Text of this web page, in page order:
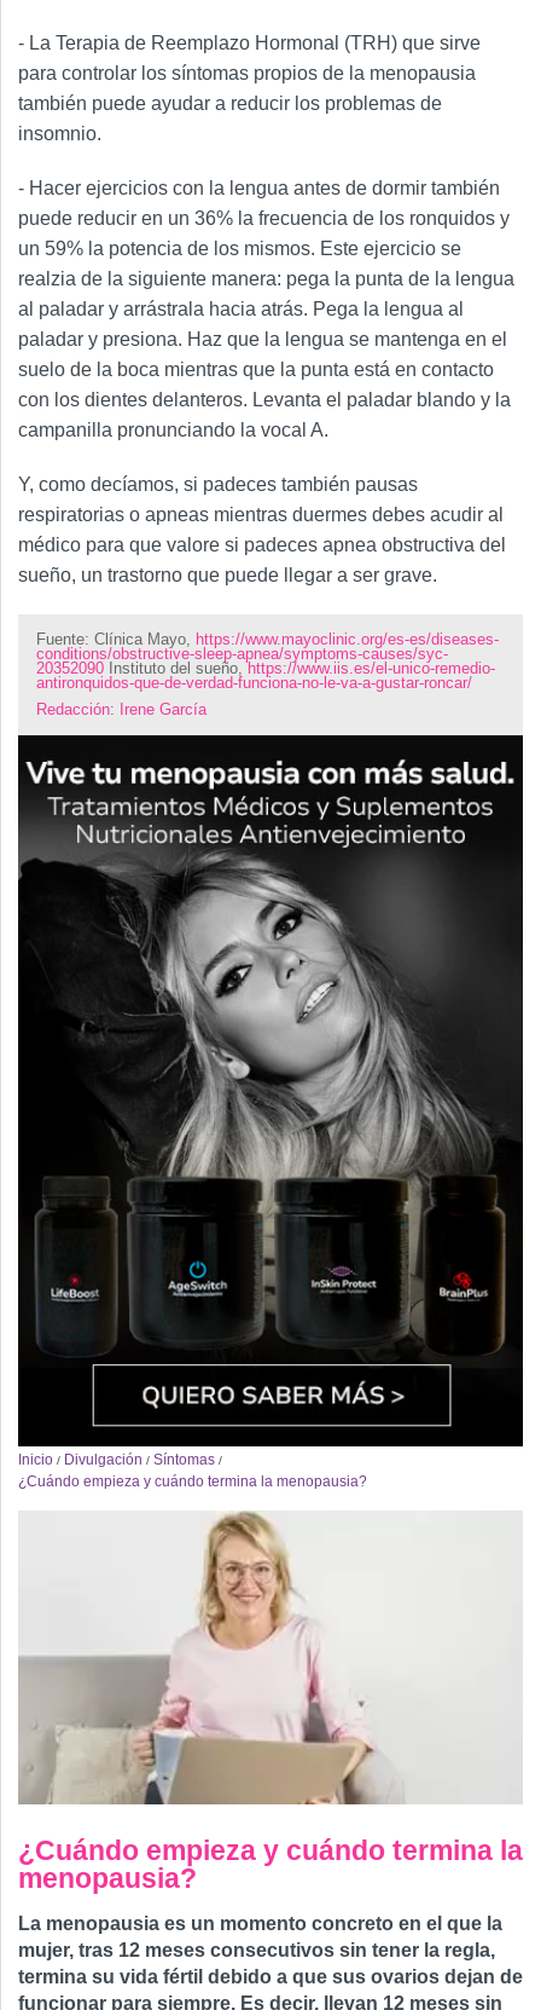
- La Terapia de Reemplazo Hormonal (TRH) que sirve
para controlar los síntomas propios de la menopausia
también puede ayudar a reducir los problemas de
insomnio.
- Hacer ejercicios con la lengua antes de dormir también
puede reducir en un 36% la frecuencia de los ronquidos y
un 59% la potencia de los mismos. Este ejercicio se
realzia de la siguiente manera: pega la punta de la lengua
al paladar y arrástrala hacia atrás. Pega la lengua al
paladar y presiona. Haz que la lengua se mantenga en el
suelo de la boca mientras que la punta está en contacto
con los dientes delanteros. Levanta el paladar blando y la
campanilla pronunciando la vocal A.
Y, como decíamos, si padeces también pausas
respiratorias o apneas mientras duermes debes acudir al
médico para que valore si padeces apnea obstructiva del
sueño, un trastorno que puede llegar a ser grave.
Fuente: Clínica Mayo, https://www.mayoclinic.org/es-es/diseases-
conditions/obstructive-sleep-apnea/symptoms-causes/syc-
20352090 Instituto del sueño,https://www.iis.es/el-unico-remedio-
antironquidos-que-de-verdad-funciona-no-le-va-a-gustar-roncar/
Redacción: Irene García
Inicio / Divulgación / Síntomas /
¿Cuándo empieza y cuándo termina la menopausia?
¿Cuándo empieza y cuándo termina la
menopausia?
La menopausia es un momento concreto en el que la
mujer, tras 12 meses consecutivos sin tener la regla,
termina su vida fértil debido a que sus ovarios dejan de
funcionar para siempre. Es decir, llevan 12 meses sin